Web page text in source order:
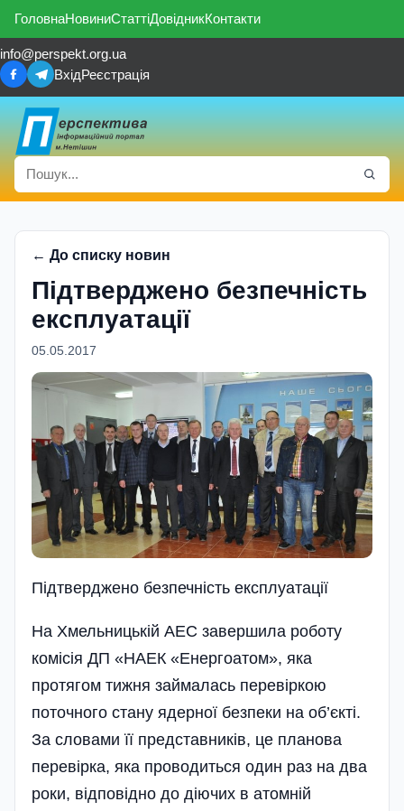
ГоловнаНовиниСтаттіДовідникКонтакти
info@perspekt.org.ua
ВхідРеєстрація
← До списку новин
Підтверджено безпечність
експлуатації
05.05.2017
Підтверджено безпечність експлуатації
На Хмельницькій АЕС завершила роботу
комісія ДП «НАЕК «Енергоатом», яка
протягом тижня займалась перевіркою
поточного стану ядерної безпеки на об’єкті.
За словами її представників, це планова
перевірка, яка проводиться один раз на два
роки, відповідно до діючих в атомній